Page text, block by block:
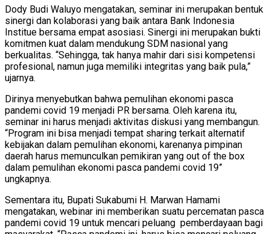
Dody Budi Waluyo mengatakan, seminar ini merupakan bentuk
sinergi dan kolaborasi yang baik antara Bank Indonesia
Institue bersama empat asosiasi. Sinergi ini merupakan bukti
komitmen kuat dalam mendukung SDM nasional yang
berkualitas. “Sehingga, tak hanya mahir dari sisi kompetensi
profesional, namun juga memiliki integritas yang baik pula,”
ujarnya.
Dirinya menyebutkan bahwa pemulihan ekonomi pasca
pandemi covid 19 menjadi PR bersama. Oleh karena itu,
seminar ini harus menjadi aktivitas diskusi yang membangun.
“Program ini bisa menjadi tempat sharing terkait alternatif
kebijakan dalam pemulihan ekonomi, karenanya pimpinan
daerah harus memunculkan pemikiran yang out of the box
dalam pemulihan ekonomi pasca pandemi covid 19”
ungkapnya.
Sementara itu, Bupati Sukabumi H. Marwan Hamami
mengatakan, webinar ini memberikan suatu percematan pasca
pandemi covid 19 untuk mencari peluang pemberdayaan bagi